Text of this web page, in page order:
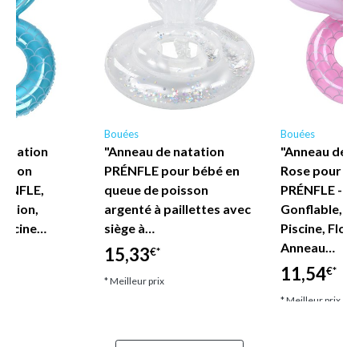
Bouées
"Anneau de natation
PRÉNFLE pour bébé en
queue de poisson
argenté à paillettes avec
siège à…
15,33€*
* Meilleur prix
Bouées
"Anneau de
Rose pour
PRÉNFLE -
Gonflable,
Piscine,
Anneau…
11,54€*
* Meilleur prix